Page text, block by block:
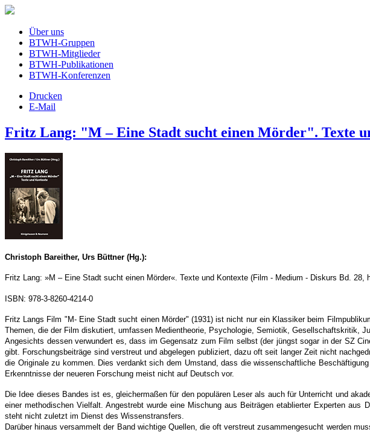
Über uns
BTWH-Gruppen
BTWH-Mitglieder
BTWH-Publikationen
BTWH-Konferenzen
Drucken
E-Mail
Fritz Lang: "M – Eine Stadt sucht einen Mörder". Texte
Christoph Bareither, Urs Büttner (Hg.):
Fritz Lang: »M – Eine Stadt sucht einen Mörder«. Texte und Kontexte (Film - Medium - Diskurs Bd. 28,
ISBN: 978-3-8260-4214-0
Fritz Langs Film "M- Eine Stadt sucht einen Mörder" (1931) ist nicht nur ein Klassiker beim
Themen, die der Film diskutiert, umfassen Medientheorie, Psychologie, Semiotik, Gesellschaftskritik,
Angesichts dessen verwundert es, dass im Gegensatz zum Film selbst (der jüngst sogar in der SZ
gibt. Forschungsbeiträge sind verstreut und abgelegen publiziert, dazu oft seit langer Zeit nicht
die Originale zu kommen. Dies verdankt sich dem Umstand, dass die wissenschaftliche
Erkenntnisse der neueren Forschung meist nicht auf Deutsch vor.
Die Idee dieses Bandes ist es, gleichermaßen für den populären Leser als auch für Unterricht und
einer methodischen Vielfalt. Angestrebt wurde eine Mischung aus Beiträgen etablierter Experten
steht nicht zuletzt im Dienst des Wissenstransfers.
Darüber hinaus versammelt der Band wichtige Quellen, die oft verstreut zusammengesucht werden